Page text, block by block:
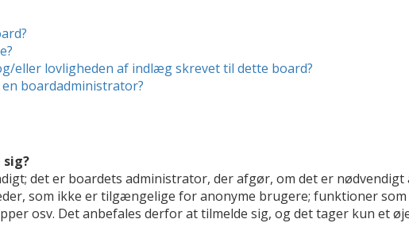
eller lovligheden af indlæg skrevet til dette board?
boardadministrator?
det er boardets administrator, der afgør, om det er
som ikke er tilgængelige for anonyme brugere; funktioner
osv. Det anbefales derfor at tilmelde sig, og det tager kun et